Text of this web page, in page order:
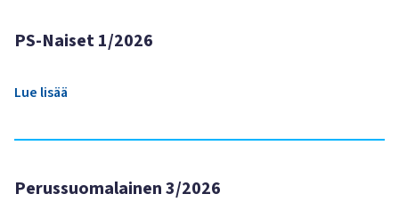
PS-Naiset 1/2026
Lue lisää
Perussuomalainen 3/2026